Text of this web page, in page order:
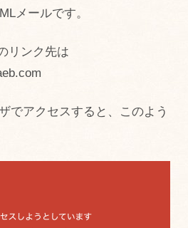
メールです。
リンク先は
でアクセスすると、このよう